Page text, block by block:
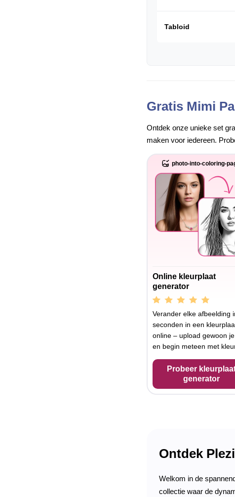
Tabloid
Gratis Mimi
Ontdek onze unieke set
maken voor iedereen.
photo-into-coloring-
Online kleurplaat
generator
Verander elke afbeelding
seconden in een
online – upload gewoon
en begin meteen met
Probeer
generator
Ontdek
Welkom in de
collectie waar de